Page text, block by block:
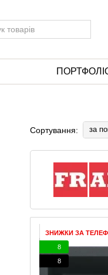
Сортування: за
ЗНИЖКИ ЗА
8
8